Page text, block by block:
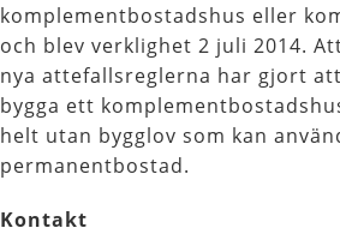
komplementbostadshus eller
och blev verklighet 2 juli 2014.
nya attefallsreglerna har gjort
bygga ett
helt utan bygglov som kan
permanentbostad.
Kontakt